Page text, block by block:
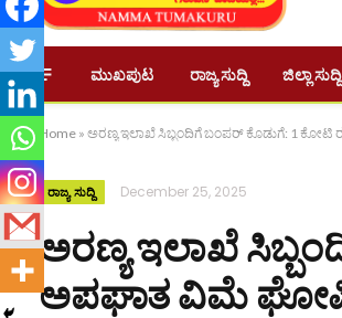
ಮುಖಪುಟ ರಾಜ್ಯ ಸುದ್ದಿ ಜಿಲ್ಲಾ ಸುದ್ದಿ
Home » ಅರಣ್ಯ ಇಲಾಖೆ ಸಿಬ್ಬಂದಿಗೆ ಬಂಪರ್ ಕೊಡುಗೆ: 1
ರಾಜ್ಯ ಸುದ್ದಿ December 25, 2025
ಅರಣ್ಯ ಇಲಾಖೆ
ಅಪಘಾತ ವಿಮೆ